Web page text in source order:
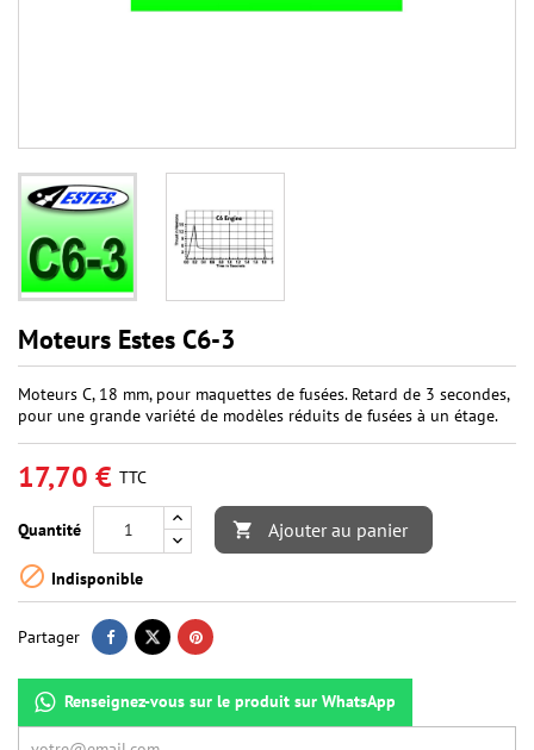
Moteurs Estes C6-3
Moteurs C, 18 mm, pour maquettes de fusées. Retard de 3 secondes,
pour une grande variété de modèles réduits de fusées à un étage.
17,70 € TTC
Quantité  Ajouter au panier
 Indisponible
Partager
Renseignez-vous sur le produit sur WhatsApp